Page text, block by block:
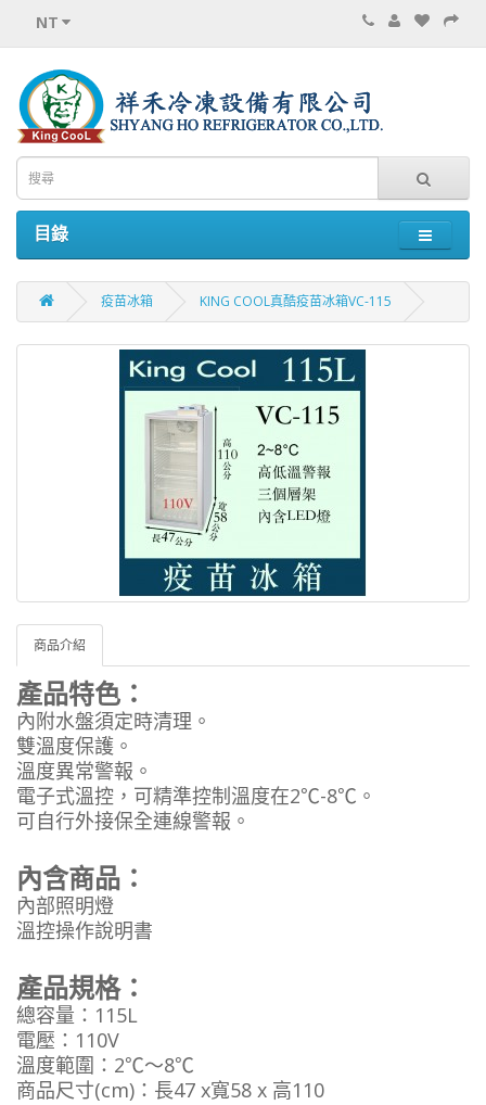
NT
目錄
疫苗冰箱 KING COOL真酷疫苗冰箱VC-115
商品介紹
產品特色：
內附水盤須定時清理。
雙溫度保護。
溫度異常警報。
電子式溫控，可精準控制溫度在2℃-8℃。
可自行外接保全連線警報。
內含商品：
內部照明燈
溫控操作說明書
產品規格：
總容量：115L
電壓：110V
溫度範圍：2℃～8℃
商品尺寸(cm)：長47 x寬58 x 高110